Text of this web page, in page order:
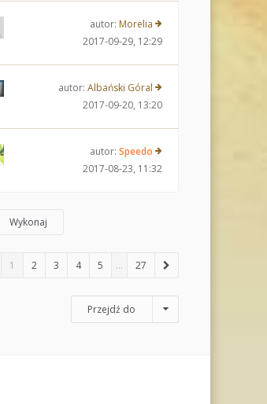
autor: Morelia
2017-09-29, 12:29
autor: Albański Góral
2017-09-20, 13:20
autor: Speedo
2017-08-23, 11:32
1 2 3 4 5 … 27
Przejdź do